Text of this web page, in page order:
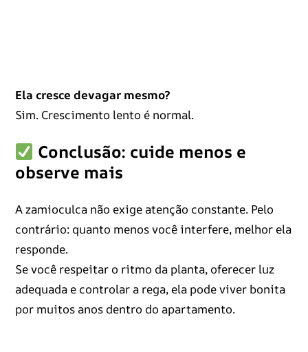
Ela cresce devagar mesmo?
Sim. Crescimento lento é normal.
Conclusão: cuide menos e
observe mais
A zamioculca não exige atenção constante. Pelo
contrário: quanto menos você interfere, melhor ela
responde.
Se você respeitar o ritmo da planta, oferecer luz
adequada e controlar a rega, ela pode viver bonita
por muitos anos dentro do apartamento.